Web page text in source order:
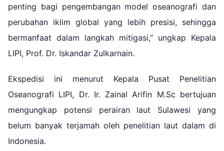
penting bagi pengembangan model oseanografi dan
perubahan iklim global yang lebih presisi, sehingga
bermanfaat dalam langkah mitigasi,” ungkap Kepala
LIPI, Prof. Dr. Iskandar Zulkarnain.
Ekspedisi ini menurut Kepala Pusat Penelitian
Oseanografi LIPI, Dr. Ir. Zainal Arifin M.Sc bertujuan
mengungkap potensi perairan laut Sulawesi yang
belum banyak terjamah oleh penelitian laut dalam di
Indonesia.